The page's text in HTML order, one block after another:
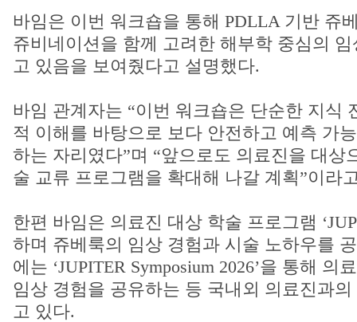
바임은 이번 워크숍을 통해 PDLLA 기반 쥬
쥬비네이션을 함께 고려한 해부학 중심의
고 있음을 보여줬다고 설명했다.
바임 관계자는 “이번 워크숍은 단순한 지식
적 이해를 바탕으로 보다 안전하고 예측 가
하는 자리였다”며 “앞으로도 의료진을 대상
술 교류 프로그램을 확대해 나갈 계획”이라
한편 바임은 의료진 대상 학술 프로그램
하며 쥬베룩의 임상 경험과 시술 노하우를
에는 ‘JUPITER Symposium 2026’을 통해 의
임상 경험을 공유하는 등 국내외 의료진과
고 있다.